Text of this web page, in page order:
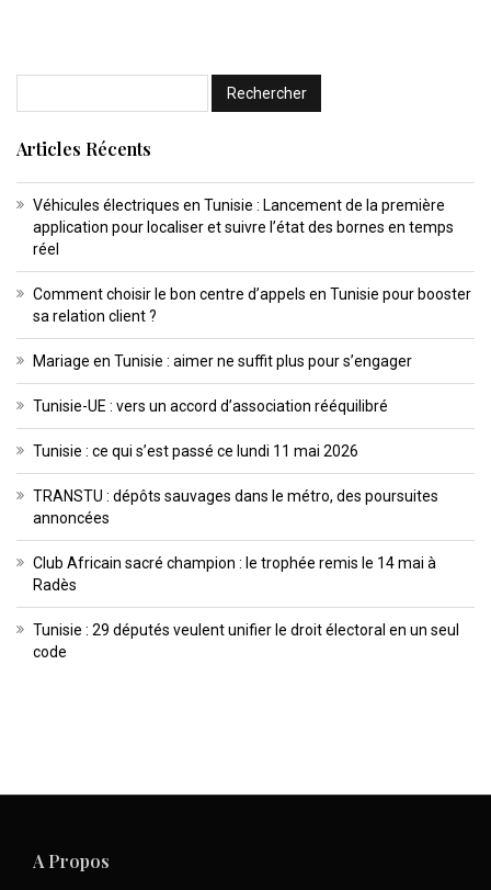
Articles Récents
Véhicules électriques en Tunisie : Lancement de la première
application pour localiser et suivre l’état des bornes en temps
réel
Comment choisir le bon centre d’appels en Tunisie pour booster
sa relation client ?
Mariage en Tunisie : aimer ne suffit plus pour s’engager
Tunisie-UE : vers un accord d’association rééquilibré
Tunisie : ce qui s’est passé ce lundi 11 mai 2026
TRANSTU : dépôts sauvages dans le métro, des poursuites
annoncées
Club Africain sacré champion : le trophée remis le 14 mai à
Radès
Tunisie : 29 députés veulent unifier le droit électoral en un seul
code
A Propos